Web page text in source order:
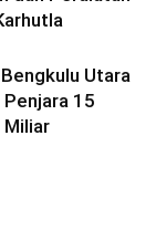
Utara
15
Miliar